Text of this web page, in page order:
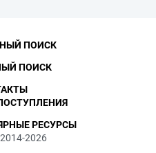
2026
ПОИСК
ПОИСК
РЕСУРСЫ